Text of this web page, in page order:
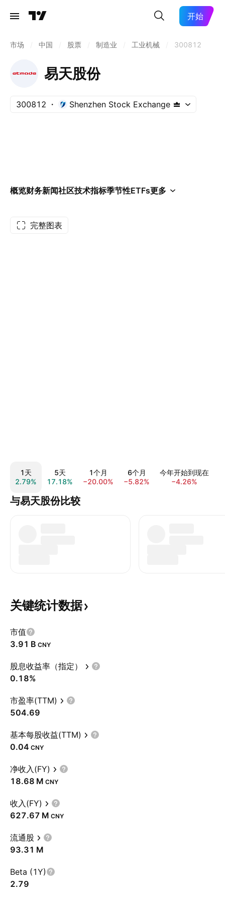
开始
市场 中国 股票 制造业 工业机械 300812
易天股份
300812 Shenzhen Stock Exchange
概览财务新闻社区技术指标季节性ETFs更多
完整图表
1天
2.79%
5天
17.18%
1个月
−20.00%
6个月
−5.82%
今年开始到现在
−4.26%
与易天股份比较
关键统计数据
市值
‪3.91 B‬ CNY
股息收益率（指定）
0.18%
市盈率(TTM)
504.69
基本每股收益(TTM)
0.04 CNY
净收入(FY)
‪18.68 M‬ CNY
收入(FY)
‪627.67 M‬ CNY
流通股
‪93.31 M‬
Beta (1Y)
2.79